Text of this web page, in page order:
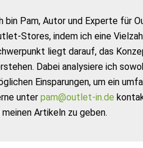
bin Pam, Autor und Experte für
Stores, indem ich eine
liegt darauf, das
Dabei analysiere ich
Einsparungen, um ein
unter pam@outlet-in.de
meinen Artikeln zu geben.